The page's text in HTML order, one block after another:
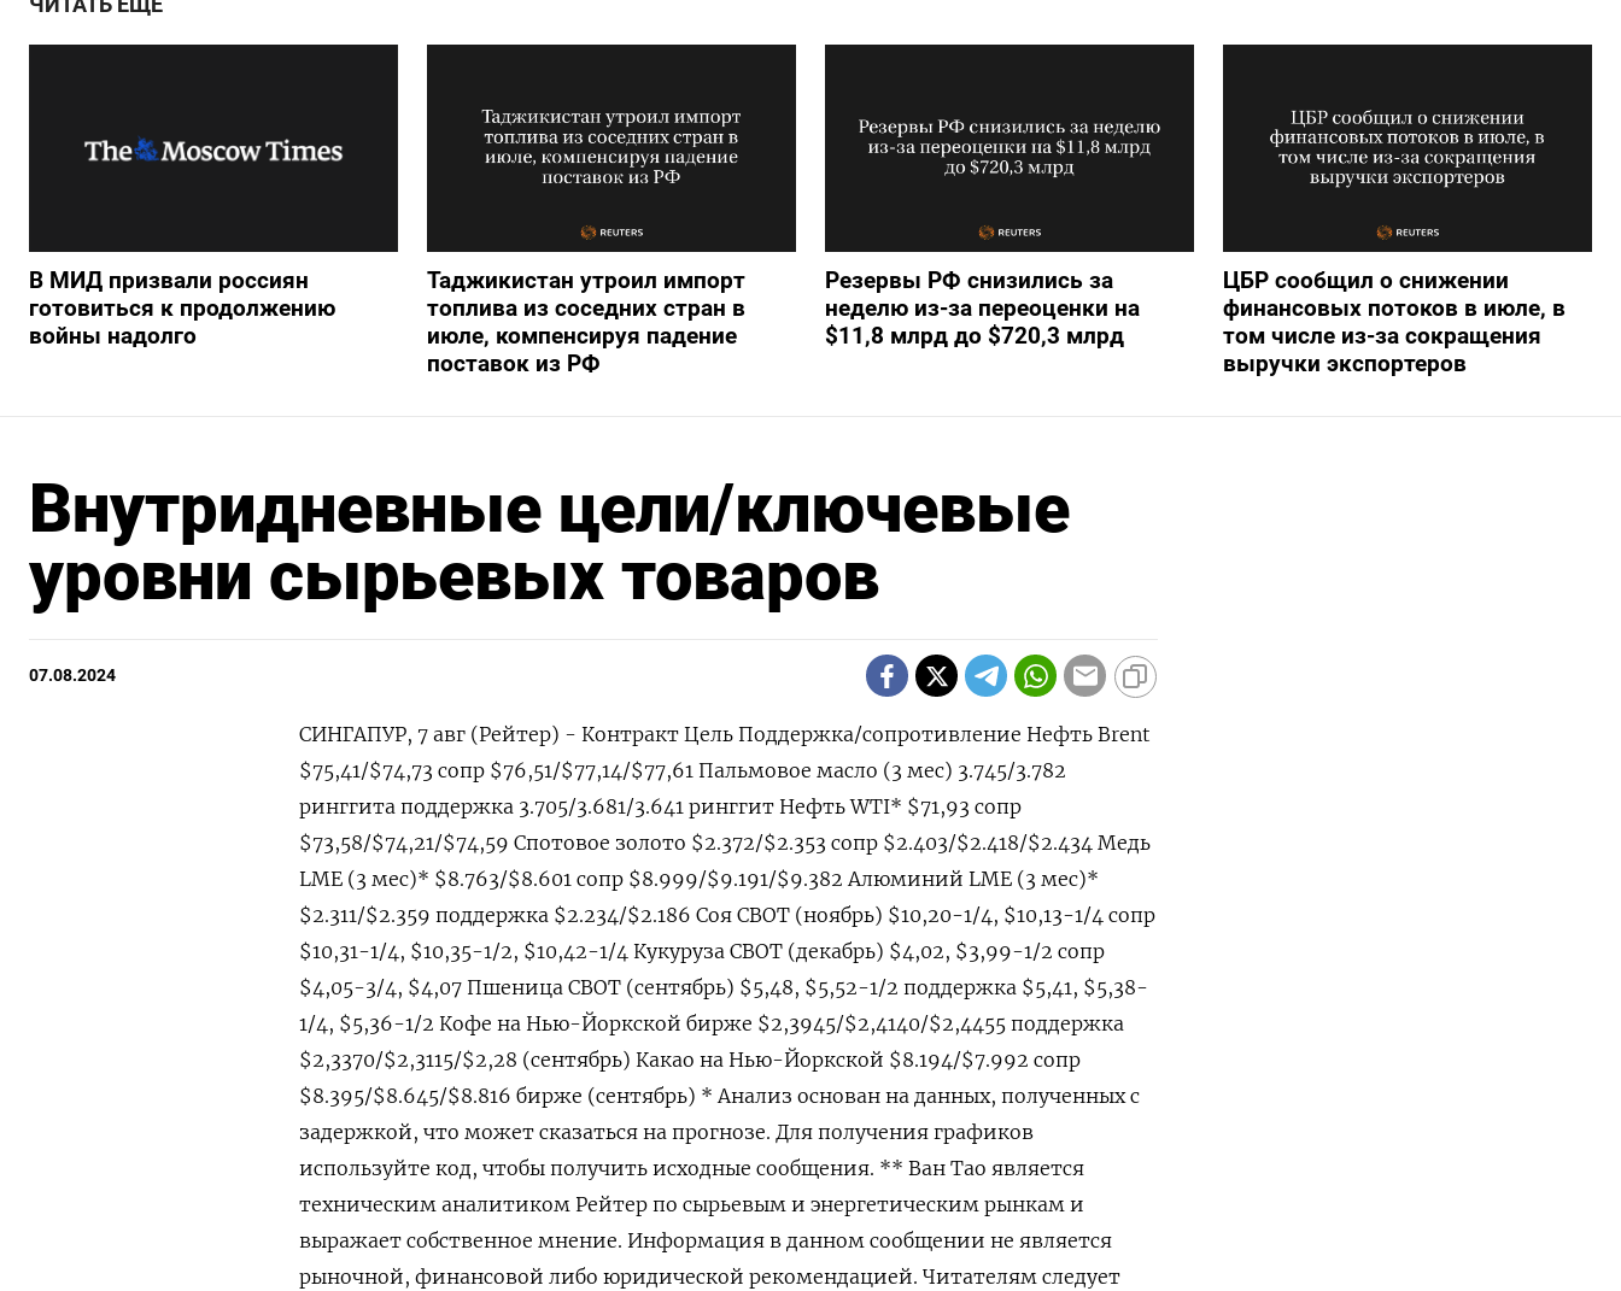
ЧИТАТЬ ЕЩЕ
В МИД призвали россиян
готовиться к продолжению
войны надолго
Таджикистан утроил импорт
топлива из соседних стран в
июле, компенсируя падение
поставок из РФ
Резервы РФ снизились за
неделю из-за переоценки на
$11,8 млрд до $720,3 млрд
ЦБР сообщил о снижении
финансовых потоков в июле, в
том числе из-за сокращения
выручки экспортеров
Внутридневные цели/ключевые
уровни сырьевых товаров
07.08.2024
СИНГАПУР, 7 авг (Рейтер) - Контракт Цель Поддержка/сопротивление Нефть Brent
$75,41/$74,73 сопр $76,51/$77,14/$77,61 Пальмовое масло (3 мес) 3.745/3.782
ринггита поддержка 3.705/3.681/3.641 ринггит Нефть WTI* $71,93 сопр
$73,58/$74,21/$74,59 Спотовое золото $2.372/$2.353 сопр $2.403/$2.418/$2.434 Медь
LME (3 мес)* $8.763/$8.601 сопр $8.999/$9.191/$9.382 Алюминий LME (3 мес)*
$2.311/$2.359 поддержка $2.234/$2.186 Соя CBOT (ноябрь) $10,20-1/4, $10,13-1/4 сопр
$10,31-1/4, $10,35-1/2, $10,42-1/4 Кукуруза CBOT (декабрь) $4,02, $3,99-1/2 сопр
$4,05-3/4, $4,07 Пшеница CBOT (сентябрь) $5,48, $5,52-1/2 поддержка $5,41, $5,38-
1/4, $5,36-1/2 Кофе на Нью-Йоркской бирже $2,3945/$2,4140/$2,4455 поддержка
$2,3370/$2,3115/$2,28 (сентябрь) Какао на Нью-Йоркской $8.194/$7.992 сопр
$8.395/$8.645/$8.816 бирже (сентябрь) * Анализ основан на данных, полученных с
задержкой, что может сказаться на прогнозе. Для получения графиков
используйте код, чтобы получить исходные сообщения. ** Ван Тао является
техническим аналитиком Рейтер по сырьевым и энергетическим рынкам и
выражает собственное мнение. Информация в данном сообщении не является
рыночной, финансовой либо юридической рекомендацией. Читателям следует